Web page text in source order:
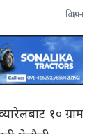
विज्ञापन
१० ग्राम